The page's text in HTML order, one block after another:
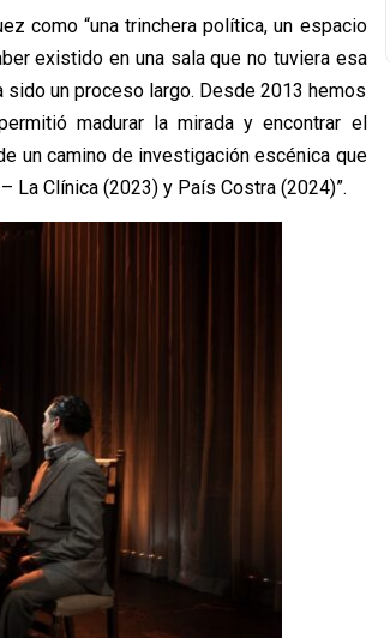
como “una trinchera política, un espacio
existido en una sala que no tuviera esa
sido un proceso largo. Desde 2013 hemos
madurar la mirada y encontrar el
un camino de investigación escénica que
La Clínica (2023) y País Costra (2024)”.